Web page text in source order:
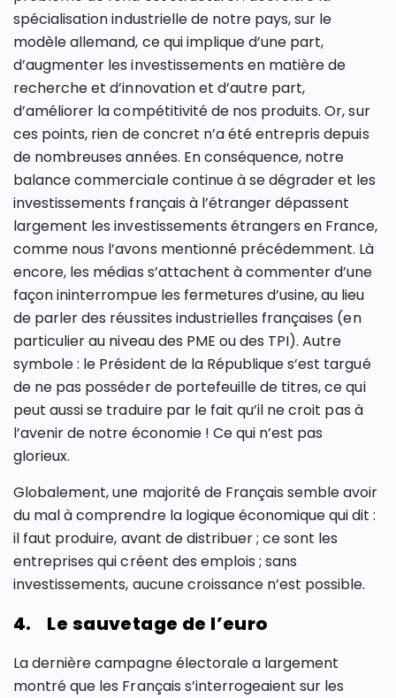
spécialisation industrielle de notre pays, sur le
modèle allemand, ce qui implique d’une part,
d’augmenter les investissements en matière de
recherche et d’innovation et d’autre part,
d’améliorer la compétitivité de nos produits. Or, sur
ces points, rien de concret n’a été entrepris depuis
de nombreuses années. En conséquence, notre
balance commerciale continue à se dégrader et les
investissements français à l’étranger dépassent
largement les investissements étrangers en France,
comme nous l’avons mentionné précédemment. Là
encore, les médias s’attachent à commenter d’une
façon ininterrompue les fermetures d’usine, au lieu
de parler des réussites industrielles françaises (en
particulier au niveau des PME ou des TPI). Autre
symbole : le Président de la République s’est targué
de ne pas posséder de portefeuille de titres, ce qui
peut aussi se traduire par le fait qu’il ne croit pas à
l’avenir de notre économie ! Ce qui n’est pas
glorieux.
Globalement, une majorité de Français semble avoir
du mal à comprendre la logique économique qui dit :
il faut produire, avant de distribuer ; ce sont les
entreprises qui créent des emplois ; sans
investissements, aucune croissance n’est possible.
4. Le sauvetage de l’euro
La dernière campagne électorale a largement
montré que les Français s’interrogeaient sur les